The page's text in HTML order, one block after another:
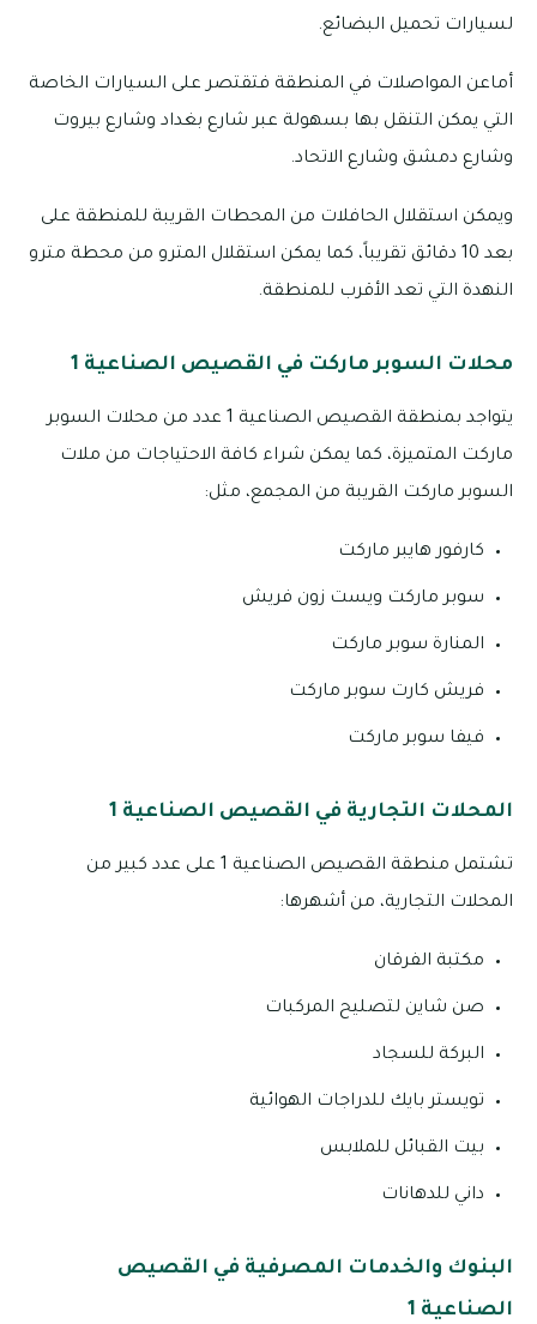
لسيارات تحميل البضائع.
أماعن المواصلات في المنطقة فتقتصر على السيارات الخاصة
التي يمكن التنقل بها بسهولة عبر شارع بغداد وشارع بيروت
وشارع دمشق وشارع الاتحاد.
ويمكن استقلال الحافلات من المحطات القريبة للمنطقة على
بعد 10 دقائق تقريباً، كما يمكن استقلال المترو من محطة مترو
النهدة التي تعد الأقرب للمنطقة.
محلات السوبر ماركت في القصيص الصناعية 1
يتواجد بمنطقة القصيص الصناعية 1 عدد من محلات السوبر
ماركت المتميزة، كما يمكن شراء كافة الاحتياجات من ملات
السوبر ماركت القريبة من المجمع، مثل:
كارفور هايبر ماركت
سوبر ماركت ويست زون فريش
المنارة سوبر ماركت
فريش كارت سوبر ماركت
فيفا سوبر ماركت
المحلات التجارية في القصيص الصناعية 1
تشتمل منطقة القصيص الصناعية 1 على عدد كبير من
المحلات التجارية، من أشهرها:
مكتبة الفرقان
صن شاين لتصليح المركبات
البركة للسجاد
تويستر بايك للدراجات الهوائية
بيت القبائل للملابس
داني للدهانات
البنوك والخدمات المصرفية في القصيص
الصناعية 1